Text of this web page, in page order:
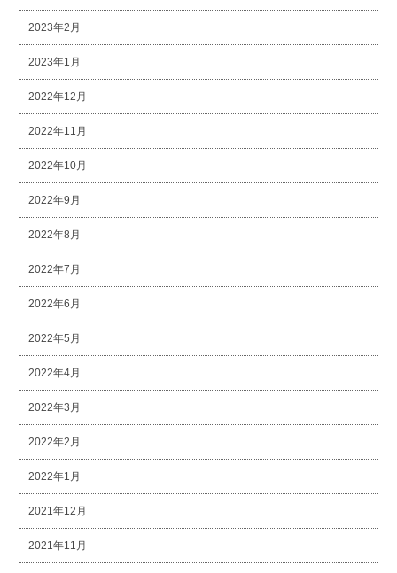
2023年2月
2023年1月
2022年12月
2022年11月
2022年10月
2022年9月
2022年8月
2022年7月
2022年6月
2022年5月
2022年4月
2022年3月
2022年2月
2022年1月
2021年12月
2021年11月